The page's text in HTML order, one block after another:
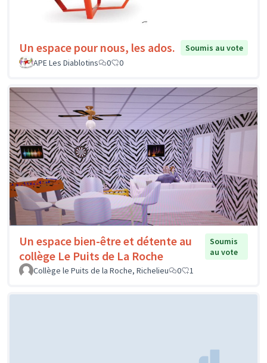
Un espace pour nous, les ados.
Soumis au vote
APE Les Diablotins
0 0
Un espace bien-être et détente au
collège Le Puits de La Roche
Soumis
au vote
Collège le Puits de la Roche, Richelieu
0 1